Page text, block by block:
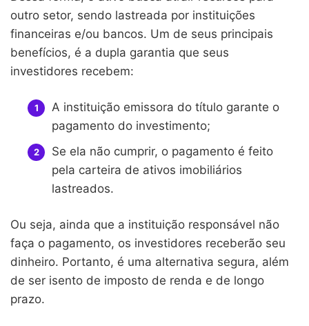
outro setor, sendo lastreada por instituições
financeiras e/ou bancos. Um de seus principais
benefícios, é a dupla garantia que seus
investidores recebem:
A instituição emissora do título garante o
pagamento do investimento;
Se ela não cumprir, o pagamento é feito
pela carteira de ativos imobiliários
lastreados.
Ou seja, ainda que a instituição responsável não
faça o pagamento, os investidores receberão seu
dinheiro. Portanto, é uma alternativa segura, além
de ser isento de imposto de renda e de longo
prazo.